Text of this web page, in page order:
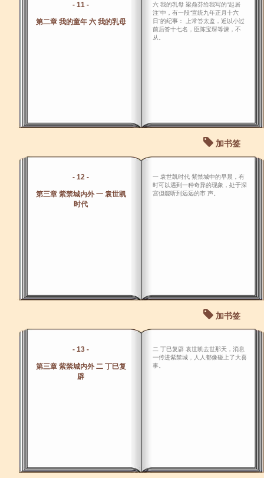
- 11 -
第二章 我的童年 六 我的乳母
六 我的乳母 梁鼎芬给我写的“起居
注”中，有一段“宣统九年正月十六
日”的纪事： 上常笞太监，近以小过
前后答十七名，臣陈宝琛等谏，不
从。
加书签
- 12 -
第三章 紫禁城内外 一 袁世凯
时代
一 袁世凯时代 紫禁城中的早晨，有
时可以遇到一种奇异的现象，处于深
宫但能听到远远的市 声。
加书签
- 13 -
第三章 紫禁城内外 二 丁巳复
辟
二 丁巳复辟 袁世凯去世那天，消息
一传进紫禁城，人人都像碰上了大喜
事。